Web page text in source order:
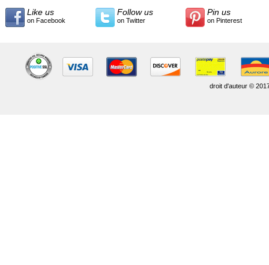
Like us
on Facebook
Follow us
on Twitter
Pin us
on Pinterest
droit d'auteur ©